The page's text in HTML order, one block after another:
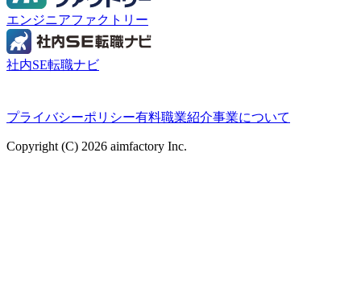
エンジニアファクトリー
社内SE転職ナビ
プライバシーポリシー有料職業紹介事業について
Copyright (C) 2026 aimfactory Inc.